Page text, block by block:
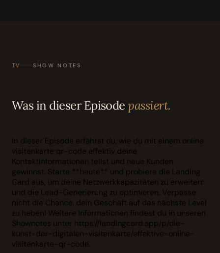
IV SHOW NOTES
Was in dieser Episodepassiert.
In dieser Episode erfährst du, wie du mit einem online
visitenkarte qr-code effektiv deine
Kontaktinformationen teilst und neue Kunden
gewinnst. Starte **heute** und probiere die Landing
Card aus, um deine Netzwerkkapazitäten zu erweitern
und die Lead-Generierung zu optimieren. Verpasse
nicht die Chance, dein Geschäft auf das nächste Level
zu heben! Weitere Informationen findest du in unseren
Shownotes unter https://landingcard.app/p/die-
kunst-der-digitalen-visitenkarte/effektive-online-
visitenkarte-qr-code.